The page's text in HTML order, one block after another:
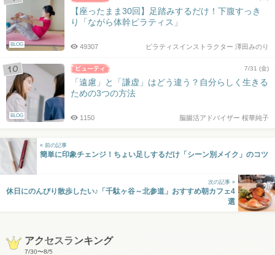
BLOG
【座ったまま30回】足踏みするだけ！下腹すっき
り「ながら体幹ピラティス」
ピラティスインストラクター 澤田みのり
49307
BLOG
7/31 (金)
「遠慮」と「謙虚」はどう違う？自分らしく生きる
ための3つの方法
脳腸活アドバイザー 桜華純子
1150
« 前の記事
簡単に印象チェンジ！ちょい足しするだけ「シーン別メイク」のコツ
次の記事 »
休日にのんびり散歩したい♪「千駄ヶ谷～北参道」おすすめ朝カフェ4
選
アクセスランキング
7/30〜8/5